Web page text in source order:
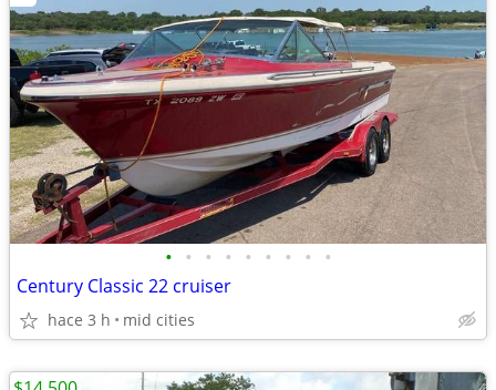
• • • • • • • • •
Century Classic 22 cruiser
hace 3 h mid cities